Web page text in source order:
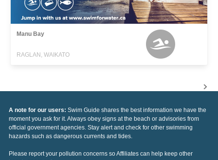
Manu Bay
RAGLAN, WAIKATO
A note for our users: Swim Guide shares the best information we have the
moment you ask for it. Always obey signs at the beach or advisories from
official government agencies. Stay alert and check for other swimming
hazards such as dangerous currents and tides.
Please report your pollution concerns so Affiliates can help keep other